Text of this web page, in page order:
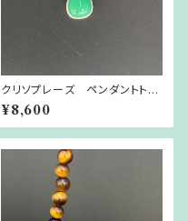
クリソプレーズ ペンダントトッ
プ
¥8,600